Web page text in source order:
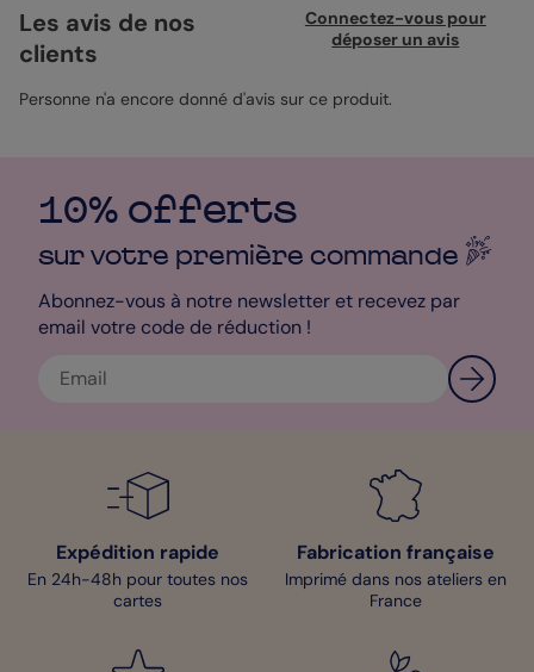
tables. Le Kraft rappelle la couleur du liège ou du bois et se
mariera très bien avec tout type de décoration. Ce Marque-
Table Tourbillon d’Étoiles Kraft apportera une touche de
décoration fleurie, une touche d’originalité à l’élégance des
? Optez pour l’impression sur du Papier Création qui fera
ressortir l’effet Kraft de votre Marque-Table.
Bénédicte – Pop designer
Les avis de nos
clients
Connectez-vous pour
déposer un avis
Personne n'a encore donné d'avis sur ce produit.
10% offerts
sur votre première commande
Abonnez-vous à notre newsletter et recevez par
email votre code de réduction !
Expédition rapide
En 24h-48h pour toutes nos
cartes
Fabrication française
Imprimé dans nos ateliers en
France